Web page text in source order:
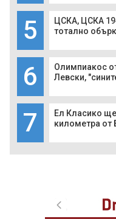
5
ЦСКА, ЦСКА
тотално
6
Олимпиакос
Левски,
7
Ел Класико
километра от